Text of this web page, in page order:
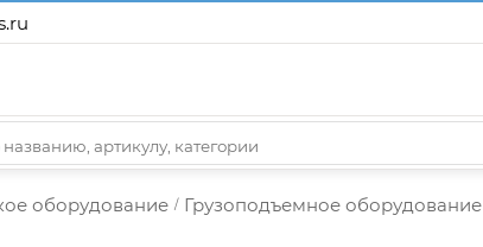
оборудование / Грузоподъемное оборудование